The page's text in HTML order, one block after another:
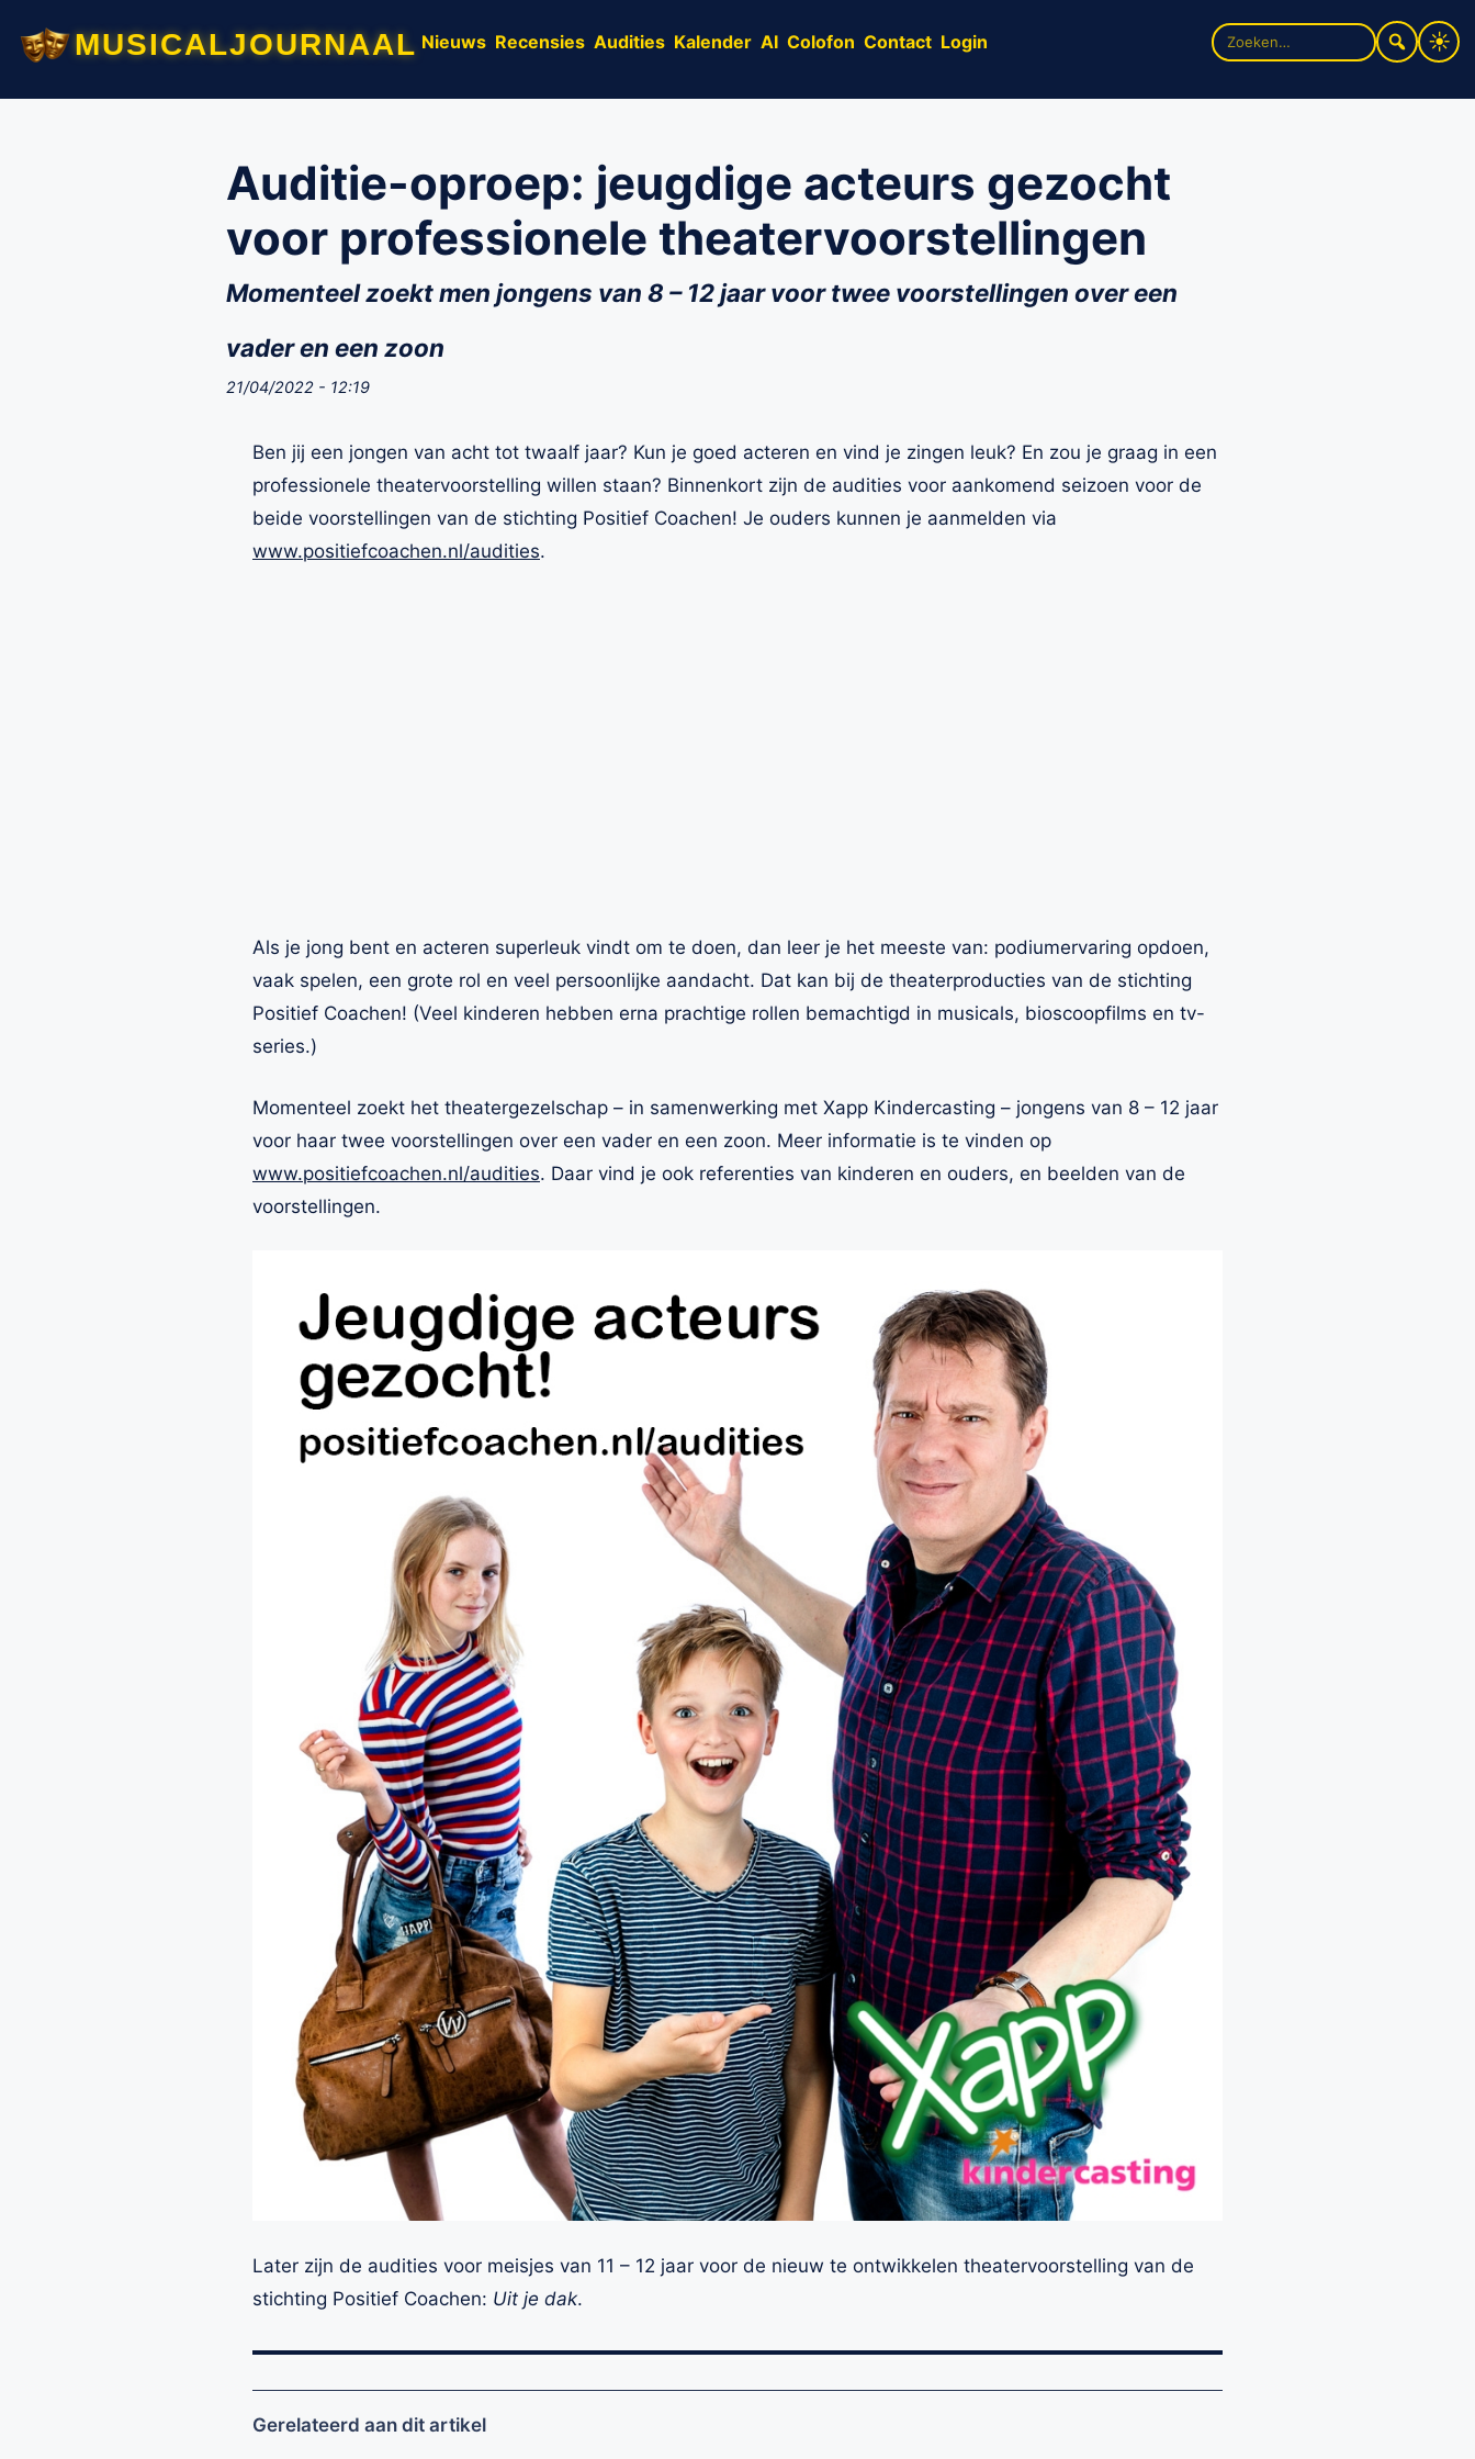
musicaljournaal Nieuws Recensies Audities Kalender AI Colofon Contact Login
Zoek
naar:
Auditie-oproep: jeugdige acteurs gezocht
voor professionele theatervoorstellingen
Momenteel zoekt men jongens van 8 – 12 jaar voor twee voorstellingen over een
vader en een zoon
21/04/2022 - 12:19
Ben jij een jongen van acht tot twaalf jaar? Kun je goed acteren en vind je zingen leuk? En zou je graag in een
professionele theatervoorstelling willen staan? Binnenkort zijn de audities voor aankomend seizoen voor de
beide voorstellingen van de stichting Positief Coachen! Je ouders kunnen je aanmelden via
www.positiefcoachen.nl/audities.
Als je jong bent en acteren superleuk vindt om te doen, dan leer je het meeste van: podiumervaring opdoen,
vaak spelen, een grote rol en veel persoonlijke aandacht. Dat kan bij de theaterproducties van de stichting
Positief Coachen! (Veel kinderen hebben erna prachtige rollen bemachtigd in musicals, bioscoopfilms en tv-
series.)
Momenteel zoekt het theatergezelschap – in samenwerking met Xapp Kindercasting – jongens van 8 – 12 jaar
voor haar twee voorstellingen over een vader en een zoon. Meer informatie is te vinden op
www.positiefcoachen.nl/audities. Daar vind je ook referenties van kinderen en ouders, en beelden van de
voorstellingen.
Later zijn de audities voor meisjes van 11 – 12 jaar voor de nieuw te ontwikkelen theatervoorstelling van de
stichting Positief Coachen: Uit je dak.
Gerelateerd aan dit artikel